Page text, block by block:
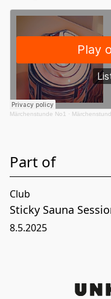
Märchenstunde No1 ·
Part of
Club
Sticky Sauna
8.5.2025